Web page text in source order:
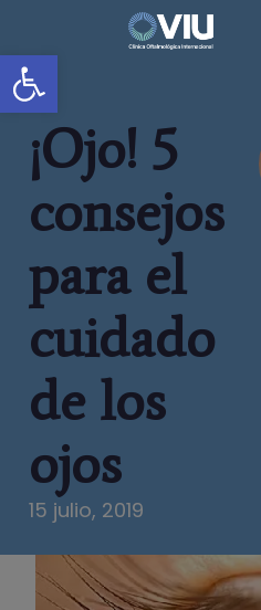
Abrir barra de herramientas
¡Ojo! 5
consejos
para el
cuidado
de los
ojos
15 julio, 2019